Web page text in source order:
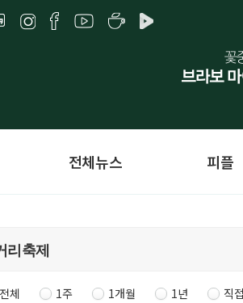
전체뉴스 피플
전체 1주 1개월 1년 직